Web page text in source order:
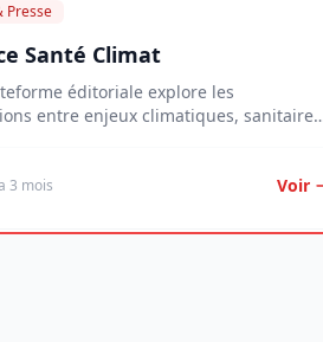
Presse
Santé Climat
éditoriale explore les
entre enjeux climatiques, sanitaires
3 mois Voir